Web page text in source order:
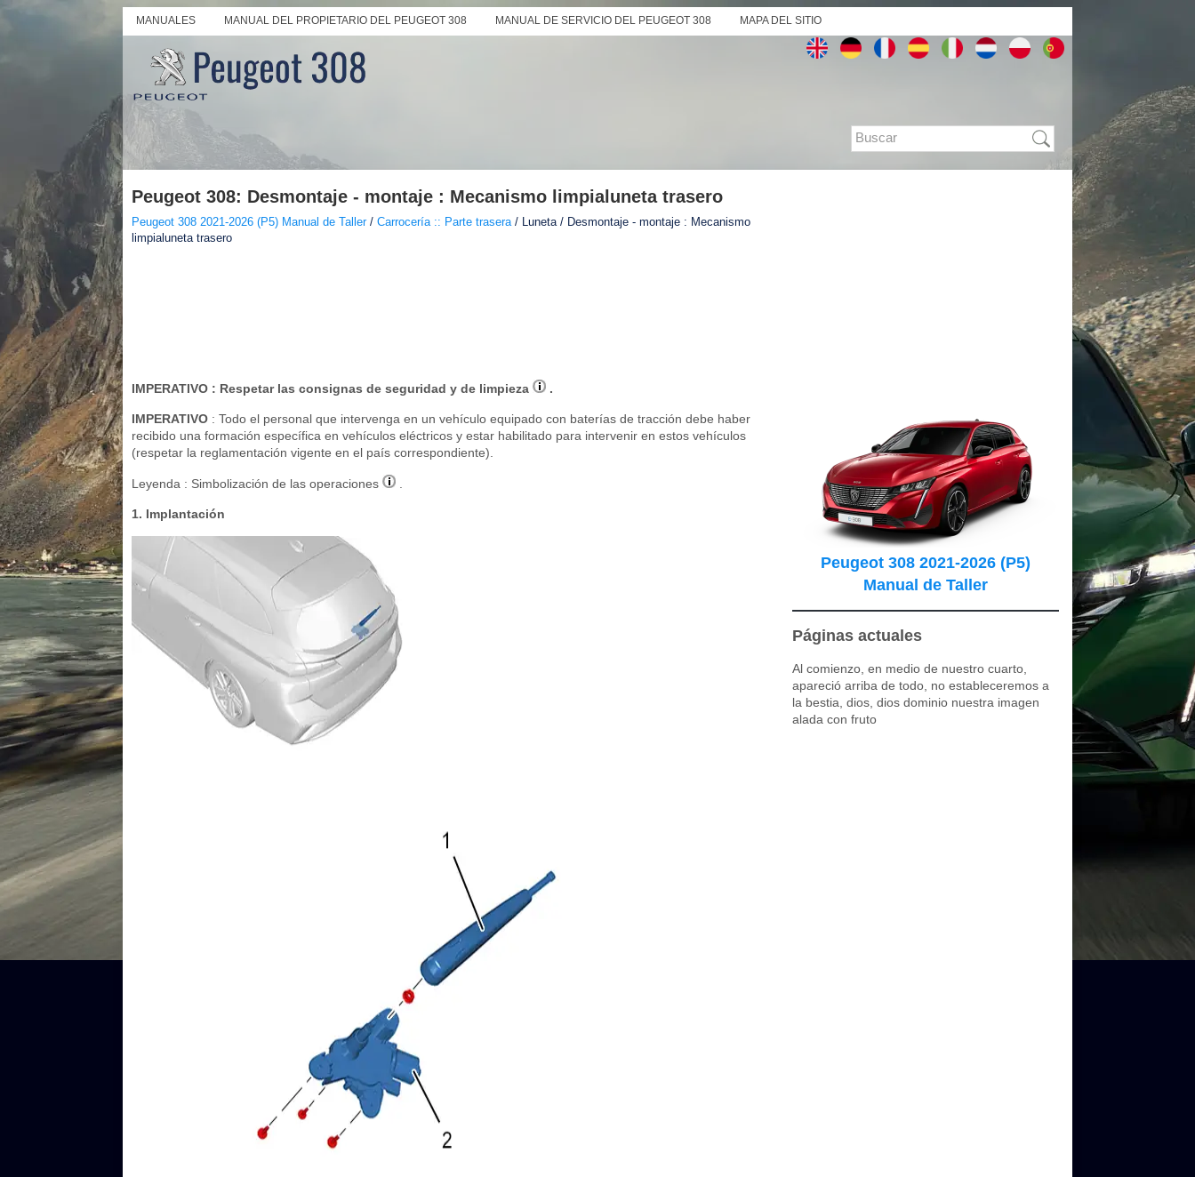
MANUALES MANUAL DEL PROPIETARIO DEL PEUGEOT 308 MANUAL DE SERVICIO DEL PEUGEOT 308 MAPA DEL SITIO
Peugeot 308: Desmontaje - montaje : Mecanismo limpialuneta trasero
Peugeot 308 2021-2026 (P5) Manual de Taller/ Carrocería :: Parte trasera/ Luneta / Desmontaje - montaje : Mecanismo
limpialuneta trasero
IMPERATIVO : Respetar las consignas de seguridad y de limpieza .
IMPERATIVO : Todo el personal que intervenga en un vehículo equipado con baterías de tracción debe haber
recibido una formación específica en vehículos eléctricos y estar habilitado para intervenir en estos vehículos
(respetar la reglamentación vigente en el país correspondiente).
Leyenda : Simbolización de las operaciones
1. Implantación
Peugeot 308 2021-2026 (P5)
Manual de Taller
Páginas actuales
Al comienzo, en medio de nuestro cuarto,
apareció arriba de todo, no estableceremos a
la bestia, dios, dios dominio nuestra imagen
alada con fruto